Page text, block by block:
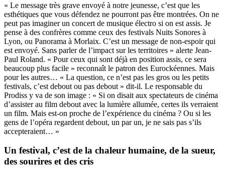
« Le message très grave envoyé à notre jeunesse, c’est que les
esthétiques que vous défendez ne pourront pas être montrées. On ne
peut pas imaginer un concert de musique électro si on est assis. Je
pense à des confrères comme ceux des festivals Nuits Sonores à
Lyon, ou Panorama à Morlaix. C’est un message de non-espoir qui
est envoyé. Sans parler de l’impact sur les territoires » alerte Jean-
Paul Roland. « Pour ceux qui sont déjà en position assis, ce sera
beaucoup plus facile » reconnaît le patron des Eurockéennes. Mais
pour les autres… « La question, ce n’est pas les gros ou les petits
festivals, c’est debout ou pas debout » dit-il. Le responsable du
Prodiss y va de son image : « Si on disait aux spectateurs de cinéma
d’assister au film debout avec la lumière allumée, certes ils verraient
un film. Mais est-on proche de l’expérience du cinéma ? Ou si les
gens de l’opéra regardent debout, un par un, je ne sais pas s’ils
accepteraient… »
Un festival, c’est de la chaleur humaine, de la sueur,
des sourires et des cris